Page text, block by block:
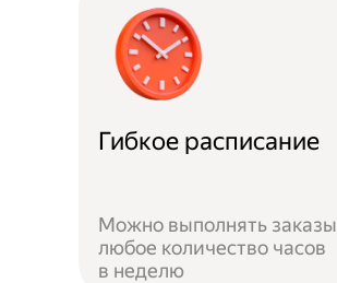
Гибкое расписание
Можно выполнять заказы
любое количество часов
в неделю